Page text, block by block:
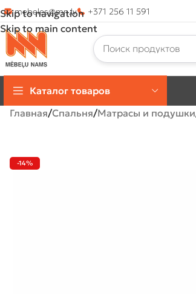
Skip to navigation
Skip to main content
mebeles@mn.lv +371 256 11 591
Каталог товаров
Главная Спальня Матрасы и подушки
-14%